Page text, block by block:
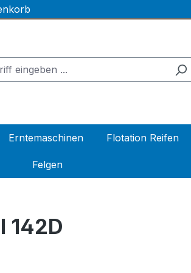
Erntemaschinen Flotation Reifen
Felgen
142D